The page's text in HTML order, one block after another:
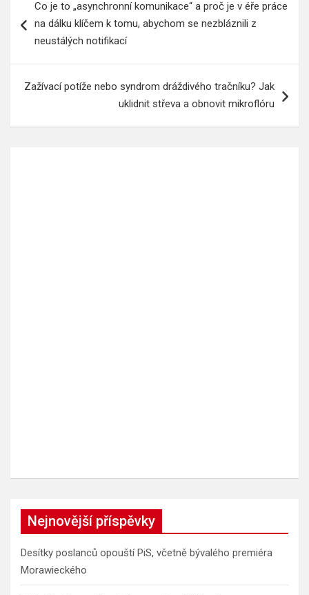
pro
příspěvek
Co je to „asynchronní komunikace“ a proč je v éře práce
na dálku klíčem k tomu, abychom se nezbláznili z
neustálých notifikací
Zažívací potíže nebo syndrom dráždivého tračníku? Jak
uklidnit střeva a obnovit mikroflóru
Nejnovější příspěvky
Desítky poslanců opouští PiS, včetně bývalého premiéra
Morawieckého